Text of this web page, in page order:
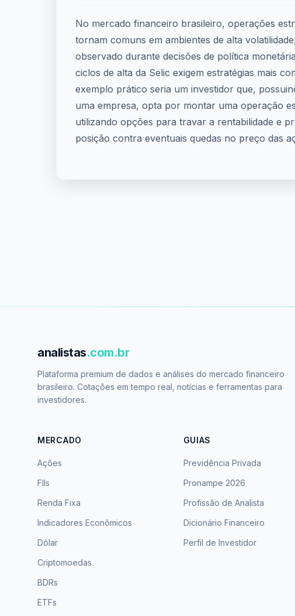
No mercado financeiro brasileiro, operações
tornam comuns em ambientes de alta
observado durante decisões de política
ciclos de alta da Selic exigem estratégias mais
exemplo prático seria um investidor que,
uma empresa, opta por montar uma operação
utilizando opções para travar a rentabilidade e
posição contra eventuais quedas no preço das
analistas.com.br
Plataforma premium de dados e análises do mercado financeiro
brasileiro. Cotações em tempo real, notícias e ferramentas para
investidores.
MERCADO
Ações
FIIs
Renda Fixa
Indicadores Econômicos
Dólar
Criptomoedas
BDRs
ETFs
GUIAS
Previdência Privada
Pronampe 2026
Profissão de Analista
Dicionário Financeiro
Perfil de Investidor